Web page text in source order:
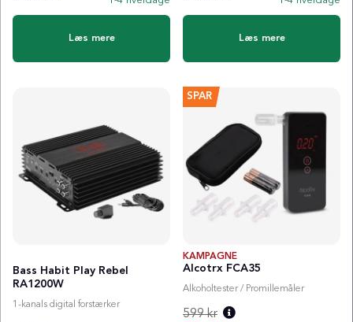
Læs mere Læs mere
Bass Habit Play Rebel
RA1200W
1-kanals digital forstærker
SPAR
KAMPAGNE
Alcotrx FCA35
Alkoholtester / Promillemåler
599 kr